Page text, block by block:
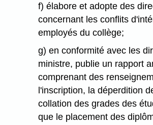
f) élabore et adopte des
concernant les conflits
employés du collège;
g) en conformité avec les
ministre, publie un rapport
comprenant des
l'inscription, la déperdition
collation des grades des
que le placement des